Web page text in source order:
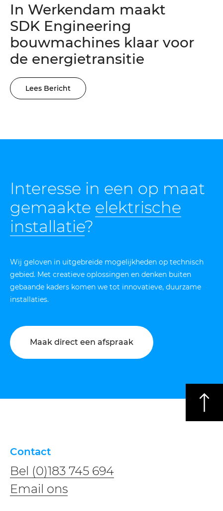
In Werkendam maakt
SDK Engineering
bouwmachines klaar voor
de energietransitie
Lees Bericht
Interesse in een op maat
gemaakte elektrische
installatie?
Wij geloven in uitgebreide mogelijkheden op technisch
gebied. Met creatieve oplossingen en denken buiten
gebaande kaders komen we tot innovatieve, duurzame
installaties.
Maak direct een afspraak
Contact
Bel (0)183 745 694
​​Email ons